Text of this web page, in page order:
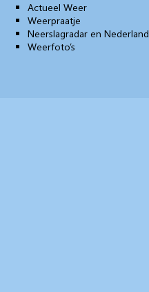
Actueel Weer
Weerpraatje
Neerslagradar en Nederland
Weerfoto’s